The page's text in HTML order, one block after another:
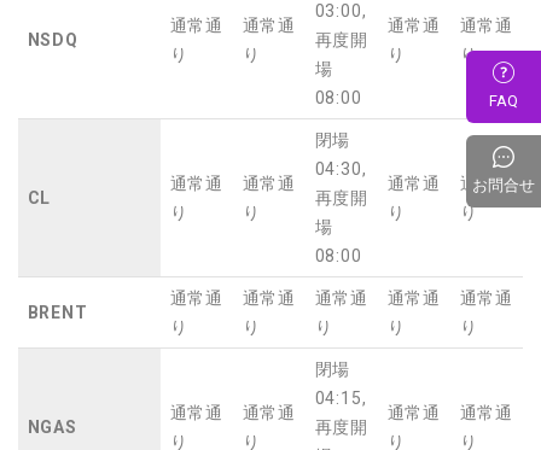
NSDQ
通常通
り
通常通
り
03:00,
再度開
場
08:00
通常通
り
通常通
り
CL
通常通
り
通常通
り
閉場
04:30,
再度開
場
08:00
通常通
り
通常通
り
BRENT
通常通
り
通常通
り
通常通
り
通常通
り
通常通
り
NGAS
通常通
り
通常通
り
閉場
04:15,
再度開
通常通
り
通常通
り
FAQ
お問合せ